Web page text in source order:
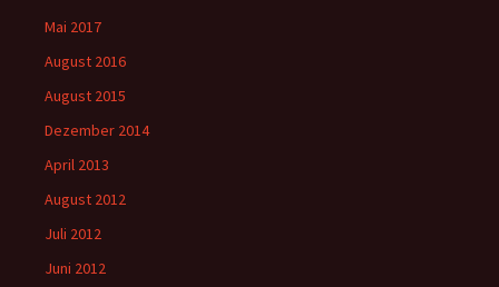
Mai 2017
August 2016
August 2015
Dezember 2014
April 2013
August 2012
Juli 2012
Juni 2012